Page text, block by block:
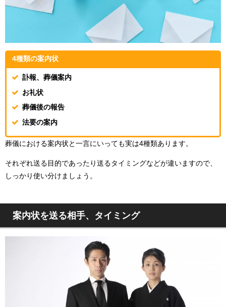
4種類の案内状
訃報、葬儀案内
お礼状
葬儀後の報告
法要の案内
葬儀における案内状と一言にいっても実は4種類あります。
それぞれ送る目的であったり送るタイミングなどが違いますので、
しっかり使い分けましょう。
案内状を送る相手、タイミング